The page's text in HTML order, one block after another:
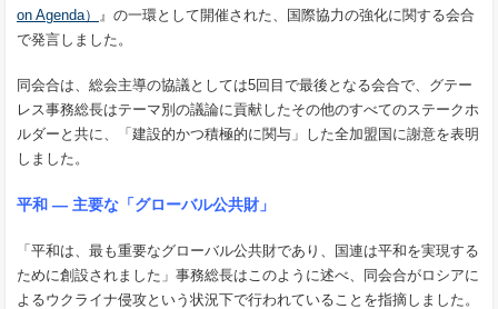
on Agenda）
』の一環として開催された、国際協力の強化に関する会合
で発言しました。
同会合は、総会主導の協議としては5回目で最後となる会合で、グテー
レス事務総長はテーマ別の議論に貢献したその他のすべてのステークホ
ルダーと共に、「建設的かつ積極的に関与」した全加盟国に謝意を表明
しました。
平和 ― 主要な「グローバル公共財」
「平和は、最も重要なグローバル公共財であり、国連は平和を実現する
ために創設されました」事務総長はこのように述べ、同会合がロシアに
よるウクライナ侵攻という状況下で行われていることを指摘しました。